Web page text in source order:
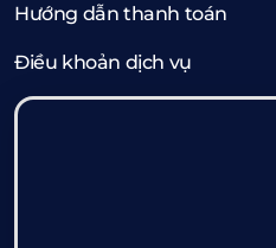
Hướng dẫn thanh toán
Điều khoản dịch vụ